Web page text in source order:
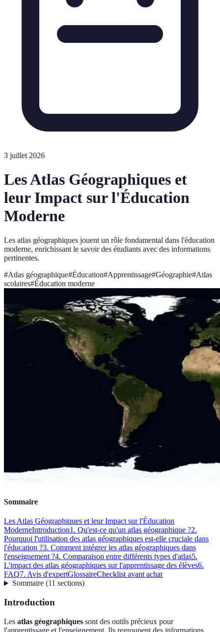
3 juillet 2026
Les Atlas Géographiques et
leur Impact sur l'Éducation
Moderne
Les atlas géographiques jouent un rôle fondamental dans l'éducation
moderne, enrichissant le savoir des étudiants avec des informations
pertinentes.
#Atlas géographique#Éducation#Apprentissage#Géographie#Atlas
scolaires#Éducation moderne
Sommaire
Les Atlas Géographiques et leur Impact sur l'Éducation
ModerneIntroduction1. Qu'est-ce qu'un atlas géographique ?2.
Pourquoi l'utilisation des atlas géographiques est-elle cruciale dans
l'éducation ?3. Comment intégrer les atlas géographiques dans
l'enseignement ?4. Comparaison entre différents types d'atlas5.
L'impact des atlas géographiques sur l'apprentissage des élèves6.
FAQ7. Avis d'expertGlossaireChecklist avant achat
Sommaire(11 sections)
Introduction
Les atlas géographiques sont des outils précieux pour
l'apprentissage et l'enseignement. Ils regroupent des informations